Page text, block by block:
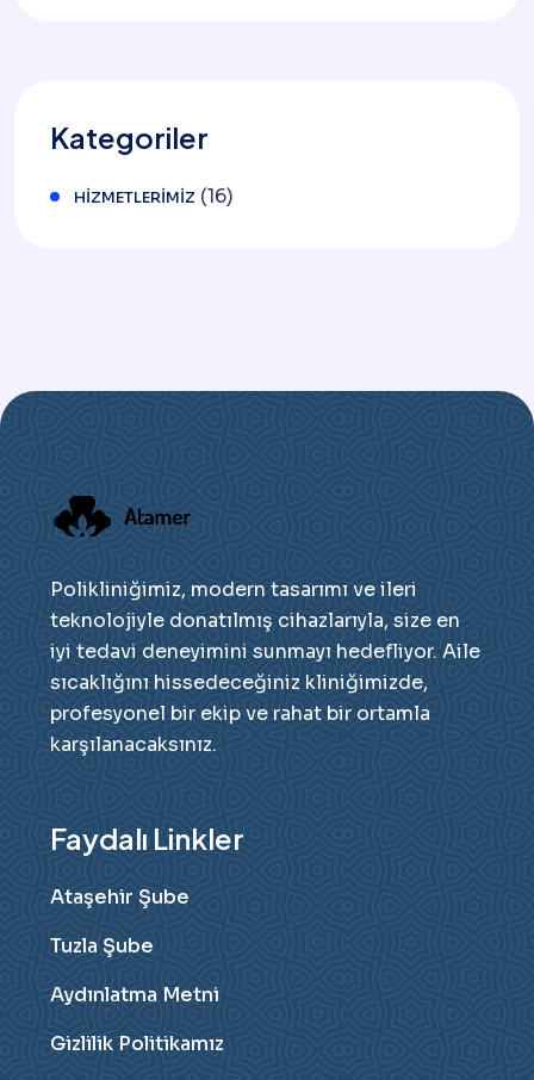
Kategoriler
HIZMETLERIMIZ (16)
Polikliniğimiz, modern tasarımı ve ileri
teknolojiyle donatılmış cihazlarıyla, size en
iyi tedavi deneyimini sunmayı hedefliyor. Aile
sıcaklığını hissedeceğiniz kliniğimizde,
profesyonel bir ekip ve rahat bir ortamla
karşılanacaksınız.
Faydalı Linkler
Ataşehir Şube
Tuzla Şube
Aydınlatma Metni
Gizlilik Politikamız